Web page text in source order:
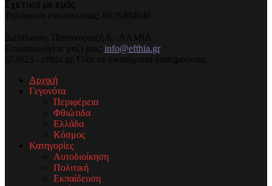
Σχετικά με εμάς
Τηλέφωνo επικοινωνίας: 6976404646
Διεύθυνση: Παπακυριαζή 6 - ΛΑΜΙΑ
Επικοινωνήστε μαζί μας: info@efthia.gr
@2023 - efthia.gr. Όλα τα δικαιώματα διατηρούνται.
Αρχική
Γεγονότα
Περιφέρεια
Φθιώτιδα
Ελλάδα
Κόσμος
Κατηγορίες
Αυτοδιοίκηση
Πολιτική
Εκπαίδευση